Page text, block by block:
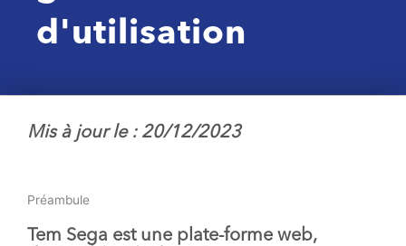
d'utilisation
Mis à jour le : 20/12/2023
Préambule
Tem Sega est une plate-forme web,